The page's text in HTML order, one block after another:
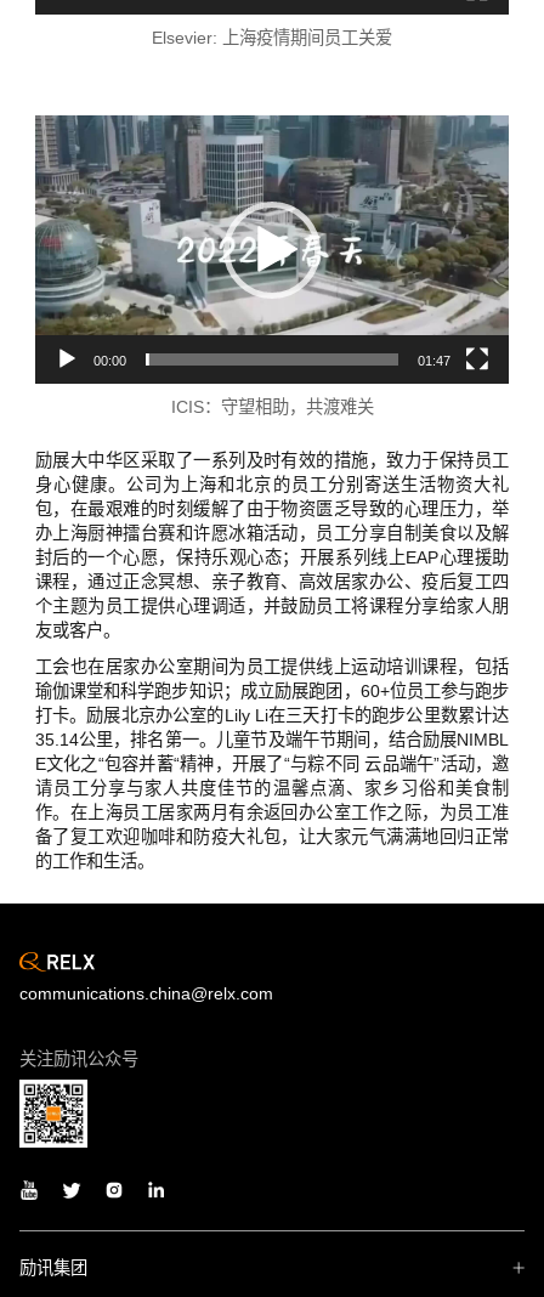
Elsevier: 上海疫情期间员工关爱
视
频
播
放
器
00:00 01:47
ICIS：守望相助，共渡难关
励展大中华区采取了一系列及时有效的措施，致力于保持员工
身心健康。公司为上海和北京的员工分别寄送生活物资大礼
包，在最艰难的时刻缓解了由于物资匮乏导致的心理压力，举
办上海厨神擂台赛和许愿冰箱活动，员工分享自制美食以及解
封后的一个心愿，保持乐观心态；开展系列线上EAP心理援助
课程，通过正念冥想、亲子教育、高效居家办公、疫后复工四
个主题为员工提供心理调适，并鼓励员工将课程分享给家人朋
友或客户。
工会也在居家办公室期间为员工提供线上运动培训课程，包括
瑜伽课堂和科学跑步知识；成立励展跑团，60+位员工参与跑步
打卡。励展北京办公室的Lily Li在三天打卡的跑步公里数累计达
35.14公里，排名第一。儿童节及端午节期间，结合励展NIMBL
E文化之“包容并蓄“精神，开展了“与粽不同 云品端午”活动，邀
请员工分享与家人共度佳节的温馨点滴、家乡习俗和美食制
作。在上海员工居家两月有余返回办公室工作之际，为员工准
备了复工欢迎咖啡和防疫大礼包，让大家元气满满地回归正常
的工作和生活。
communications.china@relx.com
关注励讯公众号
励讯集团